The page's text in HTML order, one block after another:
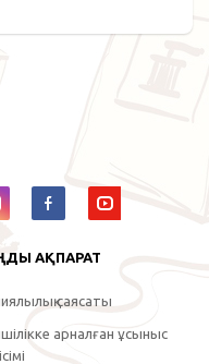
АҚПАРАТ
саясаты
арналған ұсыныс